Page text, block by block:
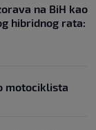
na BiH kao
hibridnog rata:
motociklista